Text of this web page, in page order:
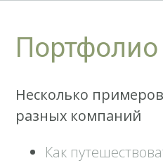
Портфолио
Несколько
разных компаний
Как